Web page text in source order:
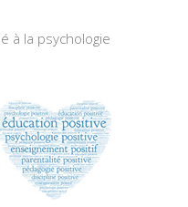
à la psychologie